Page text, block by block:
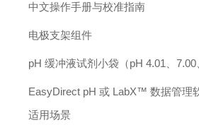
中文操作手册与校准指南
电极支架组件
pH 缓冲液试剂小袋（pH 4.01、7.00
EasyDirect pH 或 LabX™ 数据管理
适用场景